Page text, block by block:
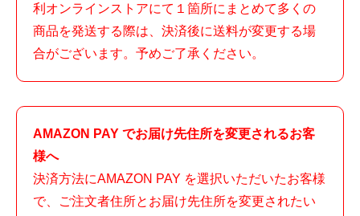
利オンラインストアにて１箇所にまとめて多くの
商品を発送する際は、決済後に送料が変更する場
合がございます。予めご了承ください。
AMAZON PAY でお届け先住所を変更されるお客
様へ
決済方法にAMAZON PAY を選択いただいたお客様
で、ご注文者住所とお届け先住所を変更されたい